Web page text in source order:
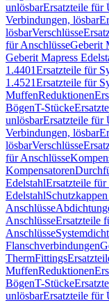
unlösbarErsatzteile für
Verbindungen, lösbar
lösbarVerschlüsse
für AnschlüsseGeberit
Geberit Mapress
1.4401Ersatzteile für
1.4521Ersatzteile für
MuffenReduktionen
BögenT-Stücke
unlösbarErsatzteile für
Verbindungen, lösbar
lösbarVerschlüsse
für Anschlüsse
Kompensatoren
EdelstahlErsatzteile
Edelstahl
Anschlüsse
AnschlüsseErsatzteile
Anschlüsse
Flanschverbindungen
ThermFittings
MuffenReduktionen
BögenT-Stücke
unlösbarErsatzteile für